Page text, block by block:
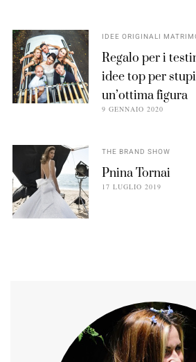
IDEE ORIGINALI
Regalo per i
idee top per
un’ottima figura
9 GENNAIO 2020
THE BRAND SHOW
Pnina Tornai
17 LUGLIO 2019